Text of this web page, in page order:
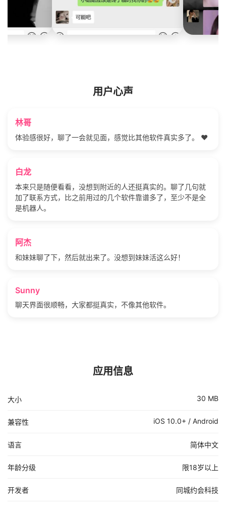
用户心声
林哥
体验感很好，聊了一会就见面，感觉比其他软件真实多了。 ❤️
白龙
本来只是随便看看，没想到附近的人还挺真实的。聊了几句就
加了联系方式，比之前用过的几个软件靠谱多了，至少不是全
是机器人。
阿杰
和妹妹聊了下，然后就出来了。没想到妹妹活这么好！
Sunny
聊天界面很顺畅，大家都挺真实，不像其他软件。
应用信息
大小 30 MB
兼容性 iOS 10.0+ / Android
语言 简体中文
年龄分级 限18岁以上
开发者 同城约会科技